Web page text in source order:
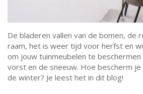
De bladeren vallen van de bomen, de
raam, het is weer tijd voor herfst en
om jouw tuinmeubelen te
vorst en de sneeuw. Hoe bescherm je
de winter? Je leest het in dit blog!